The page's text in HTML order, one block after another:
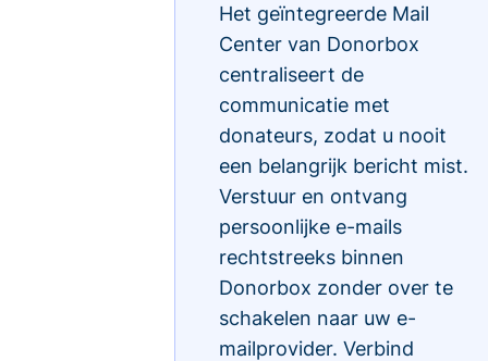
Het geïntegreerde Mail
Center van Donorbox
centraliseert de
communicatie met
donateurs, zodat u nooit
een belangrijk bericht mist.
Verstuur en ontvang
persoonlijke e-mails
rechtstreeks binnen
Donorbox zonder over te
schakelen naar uw e-
mailprovider. Verbind